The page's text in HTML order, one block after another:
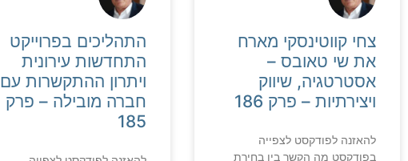
צחי קווטינסקי מארח
את שי טאובס –
אסטרטגיה, שיווק
ויצירתיות – פרק 186
להאזנה לפודקסט לצפייה
בפודקסט מה הקשר בין בחירת
התהליכים בפרוייקט
התחדשות עירונית
ויתרון ההתקשרות עם
חברה מובילה – פרק
185